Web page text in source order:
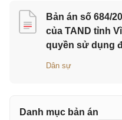
Bản án số 684/
của TAND tỉnh
quyền sử dụng
Dân sự
Danh mục bản án